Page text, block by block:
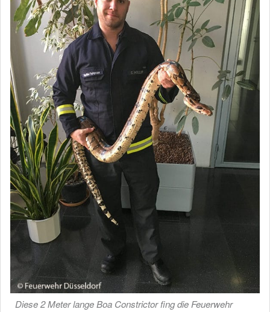
Diese 2 Meter lange Boa Constrictor fing die Feuerwehr